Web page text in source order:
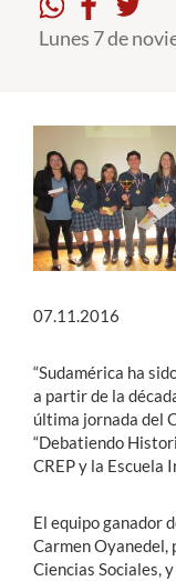
Estudiantes
Alumni
English
Lunes 7 de
07.11.2016
“Sudamérica ha
a partir de la
última jornada del
“Debatiendo
CREP y la Escuela
El equipo ganador
Carmen
Ciencias Sociales,